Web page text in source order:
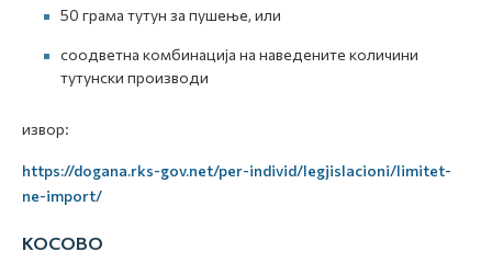
50 грама тутун за пушење, или
соодветна комбинација на наведените количини
тутунски производи
извор:
https://dogana.rks-gov.net/per-individ/legjislacioni/limitet-
ne-import/
КОСОВО